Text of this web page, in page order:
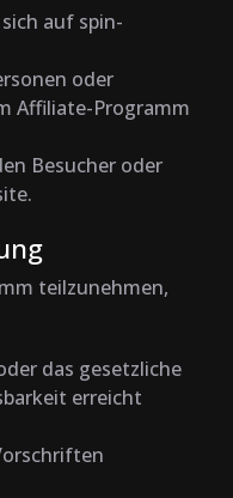
auf spin-
oder
Affiliate-Programm
Besucher oder
teilzunehmen,
das gesetzliche
erreicht